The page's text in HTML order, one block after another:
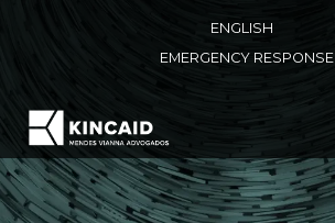
ENGLISH
EMERGENCY RESPONSE